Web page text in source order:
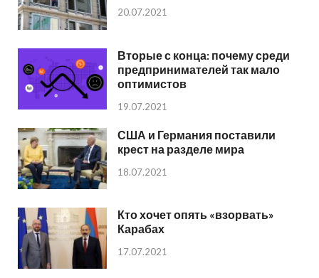
20.07.2021
Вторые с конца: почему среди
предпринимателей так мало
оптимистов
19.07.2021
США и Германия поставили
крест на разделе мира
18.07.2021
Кто хочет опять «взорвать»
Карабах
17.07.2021